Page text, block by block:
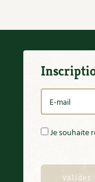
Je souhaite